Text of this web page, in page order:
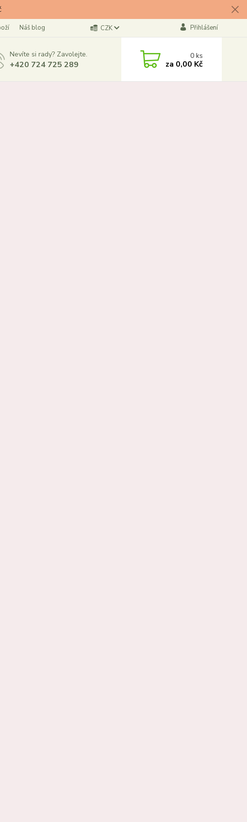
Náš blog CZK Přihlášení
Nevíte si rady? Zavolejte.
+420 724 725 289
0ks
za 0,00 Kč